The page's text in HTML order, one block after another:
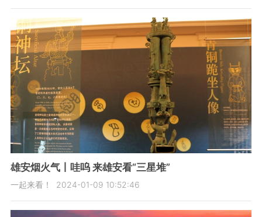
雄安烟火气丨哇呜 来雄安看“三星堆”
一起来看！ 2024-01-09 10:52:46